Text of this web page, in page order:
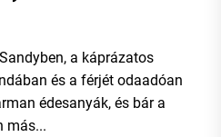
a káprázatos
és a férjét odaadóan
édesanyák, és bár a
más...